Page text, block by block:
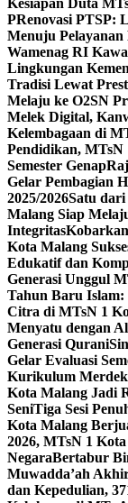
Kesiapan Duta
PRenovasi PTSP:
Menuju Pelayanan
Wamenag RI
Lingkungan
Tradisi Lewat
Melaju ke O2SN
Melek Digital,
Kelembagaan di
Pendidikan,
Semester Genap
Gelar Pembagian
2025/2026Satu
Malang Siap
Integritas
Kota Malang
Edukatif dan
Generasi Unggul
Tahun Baru Islam:
Citra di MTsN 1
Menyatu dengan
Generasi Qurani
Gelar Evaluasi
Kurikulum
Kota Malang Jadi
SeniTiga Sesi
Kota Malang
2026, MTsN 1
NegaraBertabur
Muwadda’ah
dan Kepedulian,